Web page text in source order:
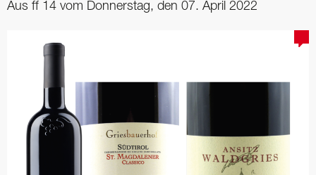
Aus ff 14 vom Donnerstag, den 07. April 2022